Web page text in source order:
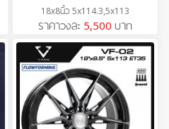
18x8นิ้ว 5x114.3,5x113
ราคาวงละ 5,500 บาท